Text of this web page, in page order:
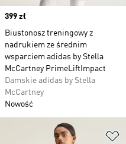
Price
399 zł
Biustonosz treningowy z
nadrukiem ze średnim
wsparciem adidas by Stella
McCartney PrimeLiftImpact
Damskie adidas by Stella
McCartney
Nowość